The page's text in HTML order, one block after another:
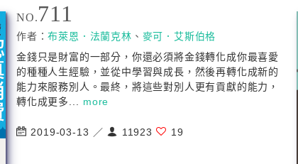
NO.711
作者：布萊恩．法蘭克林 、 麥可．艾斯伯格
金錢只是財富的一部分，你還必須將金錢轉化成你最喜愛
的種種人生經驗，並從中學習與成長，然後再轉化成新的
能力來服務別人。最終，將這些對別人更有貢獻的能力，
轉化成更多... more
2019-03-13 ／ 11923 19